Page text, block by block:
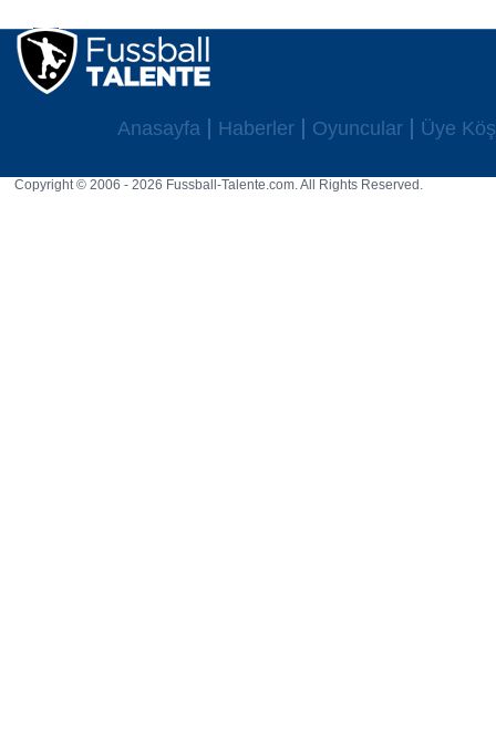
Anasayfa Haberler Oyuncular Üye
Copyright © 2006 - 2026 Fussball-Talente.com. All Rights Reserved.